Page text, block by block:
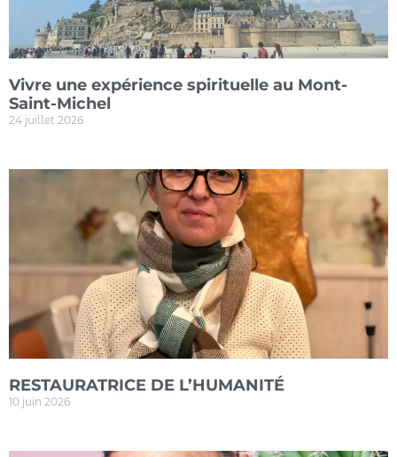
Vivre une expérience spirituelle au Mont-
Saint-Michel
24 juillet 2026
RESTAURATRICE DE L’HUMANITÉ
10 juin 2026